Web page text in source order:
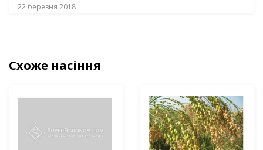
22 березня 2018
Схоже насіння